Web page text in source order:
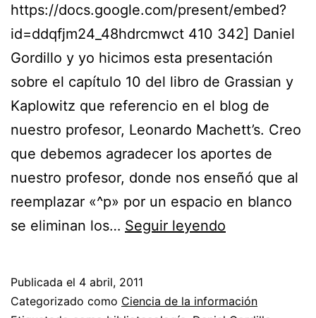
https://docs.google.com/present/embed?
id=ddqfjm24_48hdrcmwct 410 342] Daniel
Gordillo y yo hicimos esta presentación
sobre el capítulo 10 del libro de Grassian y
Kaplowitz que referencio en el blog de
nuestro profesor, Leonardo Machett’s. Creo
que debemos agradecer los aportes de
nuestro profesor, donde nos enseñó que al
reemplazar «^p» por un espacio en blanco
se eliminan los… Seguir leyendo
para
Publicada el 4 abril, 2011
Categorizado como Ciencia de la información